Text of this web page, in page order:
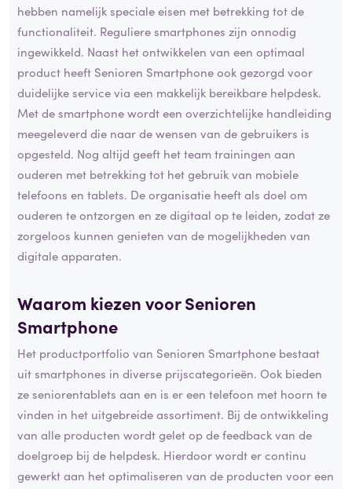
hebben namelijk speciale eisen met betrekking tot de
functionaliteit. Reguliere smartphones zijn onnodig
ingewikkeld. Naast het ontwikkelen van een optimaal
product heeft Senioren Smartphone ook gezorgd voor
duidelijke service via een makkelijk bereikbare helpdesk.
Met de smartphone wordt een overzichtelijke handleiding
meegeleverd die naar de wensen van de gebruikers is
opgesteld. Nog altijd geeft het team trainingen aan
ouderen met betrekking tot het gebruik van mobiele
telefoons en tablets. De organisatie heeft als doel om
ouderen te ontzorgen en ze digitaal op te leiden, zodat ze
zorgeloos kunnen genieten van de mogelijkheden van
digitale apparaten.
Waarom kiezen voor Senioren
Smartphone
Het productportfolio van Senioren Smartphone bestaat
uit smartphones in diverse prijscategorieën. Ook bieden
ze seniorentablets aan en is er een telefoon met hoorn te
vinden in het uitgebreide assortiment. Bij de ontwikkeling
van alle producten wordt gelet op de feedback van de
doelgroep bij de helpdesk. Hierdoor wordt er continu
gewerkt aan het optimaliseren van de producten voor een